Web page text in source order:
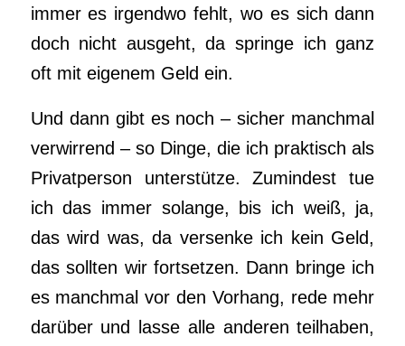
immer es irgendwo fehlt, wo es sich dann
doch nicht ausgeht, da springe ich ganz
oft mit eigenem Geld ein.
Und dann gibt es noch – sicher manchmal
verwirrend – so Dinge, die ich praktisch als
Privatperson unterstütze. Zumindest tue
ich das immer solange, bis ich weiß, ja,
das wird was, da versenke ich kein Geld,
das sollten wir fortsetzen. Dann bringe ich
es manchmal vor den Vorhang, rede mehr
darüber und lasse alle anderen teilhaben,